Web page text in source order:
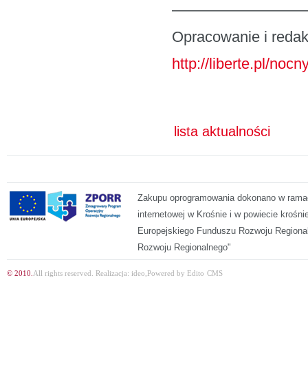
Opracowanie i
http://liberte.pl/
lista aktualności
Zakupu oprogramowania dokonano w
internetowej w Krośnie i w powiecie
Europejskiego Funduszu Rozwoju
Rozwoju Regionalnego"
© 2010. All rights reserved. Realizacja: ideo Powered by CMS
Edito